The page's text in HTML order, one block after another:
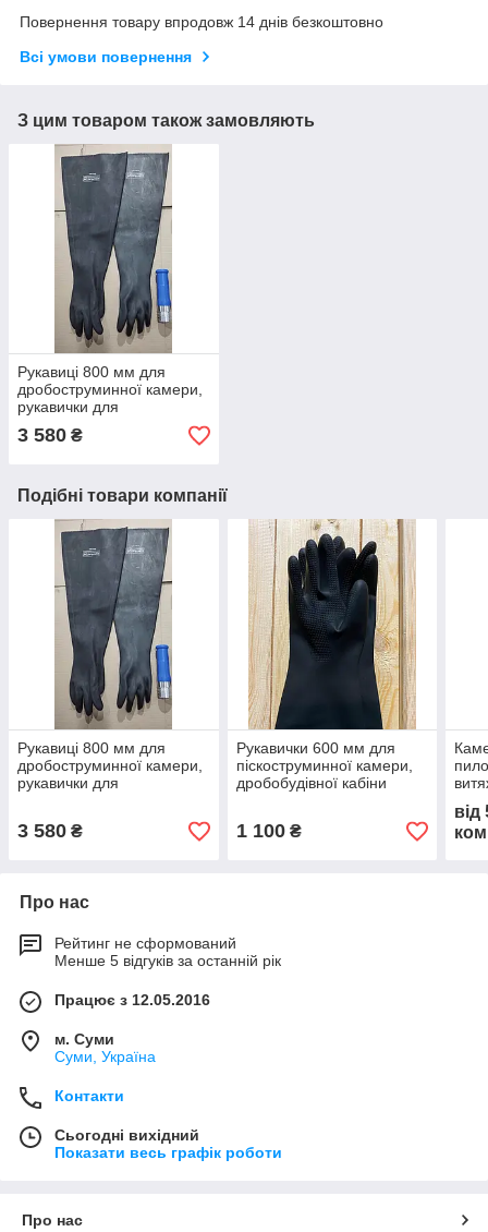
Повернення товару впродовж 14 днів безкоштовно
Всі умови повернення
З цим товаром також замовляють
Рукавиці 800 мм для
дробоструминної камери,
рукавички для
піскоструминної камери
3 580 ₴
Подібні товари компанії
Рукавиці 800 мм для
дробоструминної камери,
рукавички для
3 580 ₴
Рукавички 600 мм для
піскоструминної камери,
дробобудівної кабіни
1 100₴
від
Про нас
Рейтинг не сформований
Менше 5 відгуків за останній рік
Працює з 12.05.2016
м. Суми
Суми, Україна
Контакти
Сьогодні вихідний
Показати весь графік роботи
Про нас